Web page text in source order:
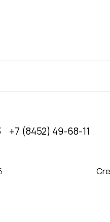
+7 (8452) 49-68-11